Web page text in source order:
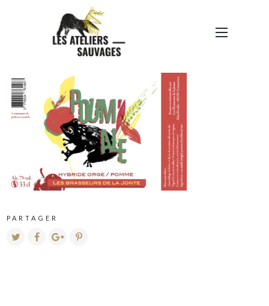
BDJ-POUM’ALE-RETOUR
PARTAGER